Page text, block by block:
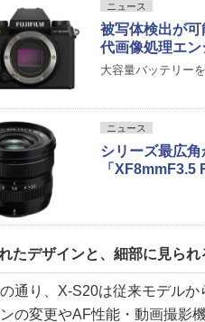
ニュース
被写体検出が
代画像処理エ
大容量バッテリー
ニュース
シリーズ最広
「XF8mmF3.5
たデザインと、細部に見られ
通り、X-S20は従来モデル
の変更やAF性能・動画撮影